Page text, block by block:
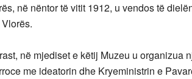
në nëntor të vitit 1912, u vendos të
në mjediset e këtij Muzeu u organizua
me ideatorin dhe Kryeministrin e